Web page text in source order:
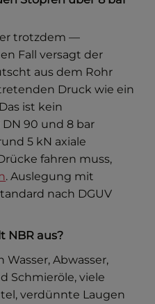
trotzdem —
Fall versagt der
aus dem Rohr
Druck wie ein
ist kein
90 und 8 bar
5 kN axiale
fahren muss,
. Auslegung mit
nach DGUV
NBR aus?
Abwasser,
Schmieröle, viele
verdünnte Laugen